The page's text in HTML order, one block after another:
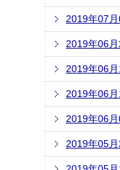
2019年07
2019年06
2019年06
2019年06
2019年06
2019年05